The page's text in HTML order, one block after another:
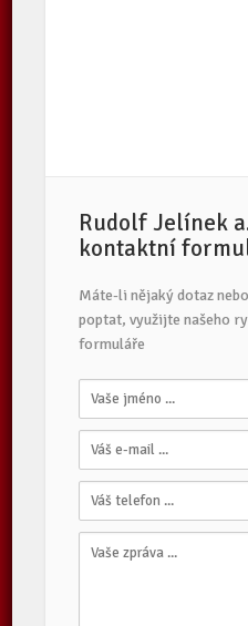
Rudolf Jelínek
kontaktní
Máte-li nějaký dotaz
poptat, využijte našeho
formuláře